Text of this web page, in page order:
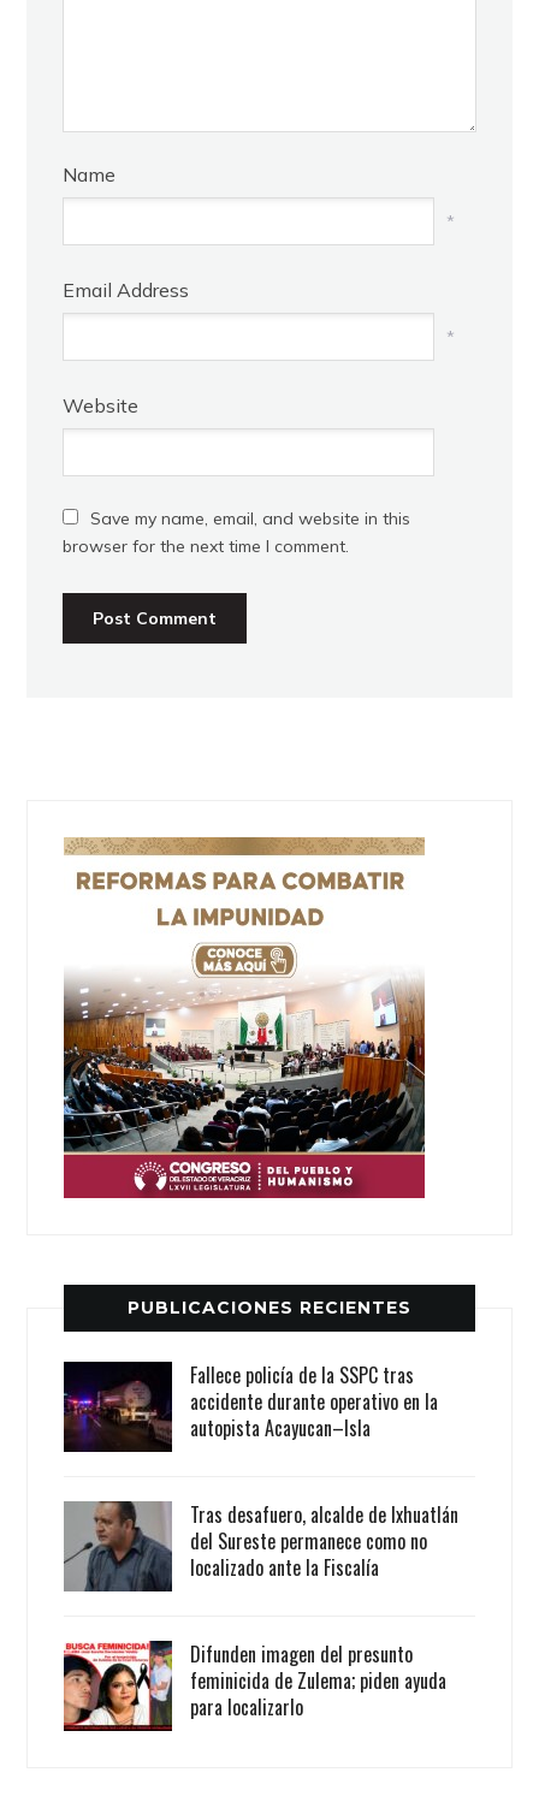
Name
*
Email Address
*
Website
Save my name, email, and website in this
browser for the next time I comment.
PUBLICACIONES RECIENTES
Fallece policía de la SSPC tras
accidente durante operativo en la
autopista Acayucan–Isla
Tras desafuero, alcalde de Ixhuatlán
del Sureste permanece como no
localizado ante la Fiscalía
Difunden imagen del presunto
feminicida de Zulema; piden ayuda
para localizarlo